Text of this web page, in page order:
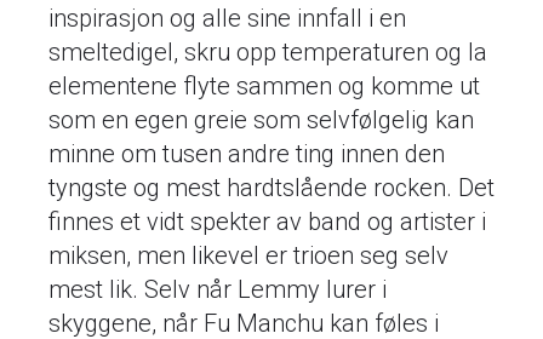
inspirasjon og alle sine innfall i en
smeltedigel, skru opp temperaturen og la
elementene flyte sammen og komme ut
som en egen greie som selvfølgelig kan
minne om tusen andre ting innen den
tyngste og mest hardtslående rocken. Det
finnes et vidt spekter av band og artister i
miksen, men likevel er trioen seg selv
mest lik. Selv når Lemmy lurer i
skyggene, når Fu Manchu kan føles i